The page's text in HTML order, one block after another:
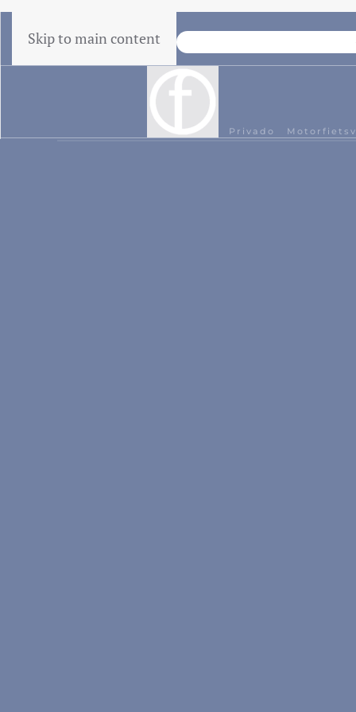
Skip to main content
Hogar Privado